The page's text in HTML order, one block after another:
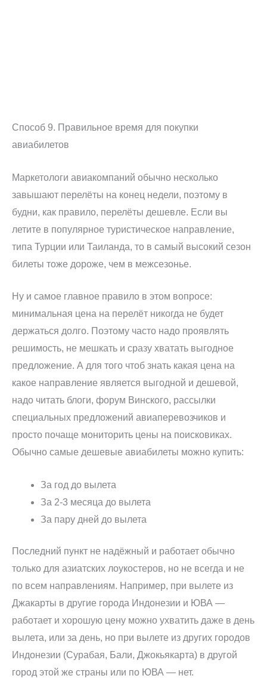
Способ 9. Правильное время для покупки
авиабилетов
Маркетологи авиакомпаний обычно несколько
завышают перелёты на конец недели, поэтому в
будни, как правило, перелёты дешевле. Если вы
летите в популярное туристическое направление,
типа Турции или Таиланда, то в самый высокий сезон
билеты тоже дороже, чем в межсезонье.
Ну и самое главное правило в этом вопросе:
минимальная цена на перелёт никогда не будет
держаться долго. Поэтому часто надо проявлять
решимость, не мешкать и сразу хватать выгодное
предложение. А для того чтоб знать какая цена на
какое направление является выгодной и дешевой,
надо читать блоги, форум Винского, рассылки
специальных предложений авиаперевозчиков и
просто почаще мониторить цены на поисковиках.
Обычно самые дешевые авиабилеты можно купить:
За год до вылета
За 2-3 месяца до вылета
За пару дней до вылета
Последний пункт не надёжный и работает обычно
только для азиатских лоукостеров, но не всегда и не
по всем направлениям. Например, при вылете из
Джакарты в другие города Индонезии и ЮВА —
работает и хорошую цену можно ухватить даже в день
вылета, или за день, но при вылете из других городов
Индонезии (Сурабая, Бали, Джокьякарта) в другой
город этой же страны или по ЮВА — нет.